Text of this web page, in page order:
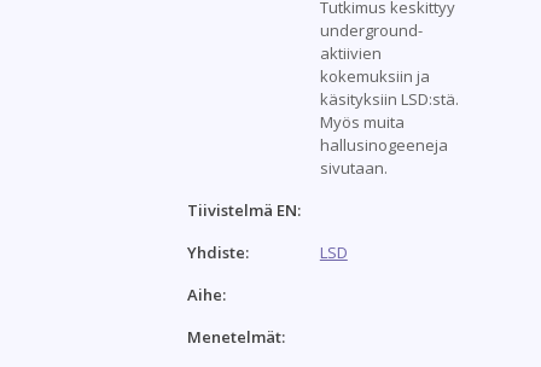
Tutkimus keskittyy
underground-
aktiivien
kokemuksiin ja
käsityksiin LSD:stä.
Myös muita
hallusinogeeneja
sivutaan.
Tiivistelmä EN:
Yhdiste:
LSD
Aihe:
Menetelmät: